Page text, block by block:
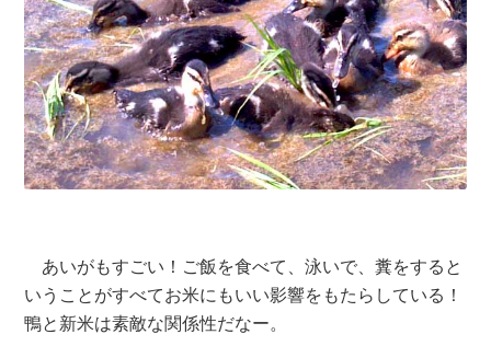
あいがもすごい！ご飯を食べて、泳いで、糞をすると
いうことがすべてお米にもいい影響をもたらしている！
鴨と新米は素敵な関係性だなー。